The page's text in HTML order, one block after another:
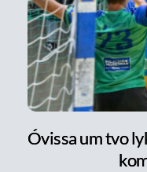
Óvissa um tvo